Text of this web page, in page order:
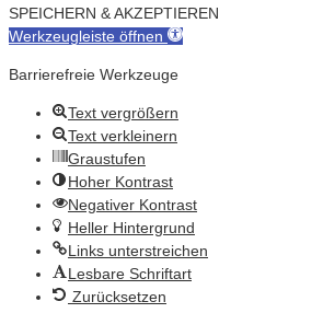
SPEICHERN & AKZEPTIEREN
Werkzeugleiste öffnen
Barrierefreie Werkzeuge
Text vergrößern
Text verkleinern
Graustufen
Hoher Kontrast
Negativer Kontrast
Heller Hintergrund
Links unterstreichen
Lesbare Schriftart
Zurücksetzen